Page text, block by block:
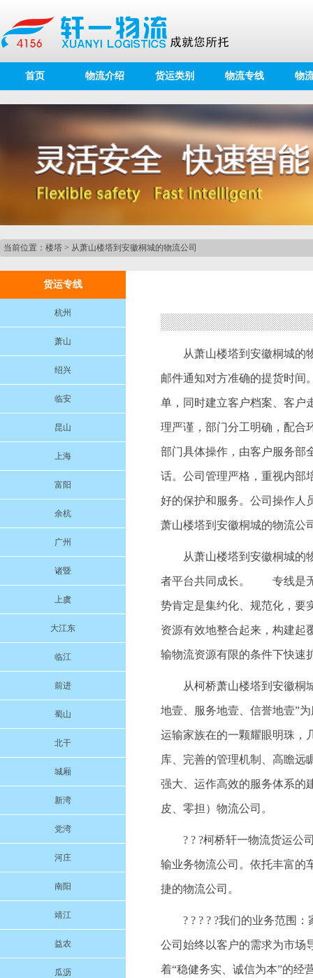
首页 物流介绍 货运类别 物流专线 物
当前位置： 楼塔 > 从萧山楼塔到安徽桐城的物流公司
货运专线
杭州
萧山
绍兴
临安
昆山
上海
富阳
余杭
广州
诸暨
上虞
大江东
临江
前进
蜀山
北干
城厢
新湾
党湾
河庄
南阳
靖江
益农
瓜沥
从萧山楼塔到安徽桐城的
邮件通知对方准确的提货时间
单，同时建立客户档案、客户
理严谨，部门分工明确，配合
部门具体操作，由客户服务部
话。公司管理严格，重视内部
好的保护和服务。公司操作人
萧山楼塔到安徽桐城的物流公
从萧山楼塔到安徽桐城的
者平台共同成长。 专线是无
势肯定是集约化、规范化，要
资源有效地整合起来，构建起
输物流资源有限的条件下快速
从柯桥萧山楼塔到安徽桐
地壹、服务地壹、信誉地壹”
运输家族在的一颗耀眼明珠，
库、完善的管理机制、高瞻远
强大、运作高效的服务体系的
皮、零担）物流公司。
? ? ?柯桥轩一物流货运公
输业务物流公司。依托丰富的
捷的物流公司。
? ? ? ? ?我们的业务范围
公司始终以客户的需求为市场
着“稳健务实、诚信为本”的经